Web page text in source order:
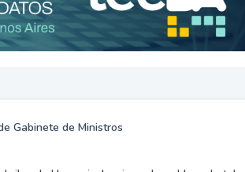
Gabinete de Ministros